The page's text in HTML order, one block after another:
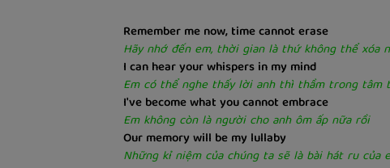
Remember me now, time cannot erase
Hãy nhớ đến em, thời gian là thứ không thể xóa
I can hear your whispers in my mind
Em có thể nghe thấy lời anh thì thầm trong tâm
I've become what you cannot embrace
Em không còn là người cho anh ôm ấp nữa rồi
Our memory will be my lullaby
Những kỉ niệm của chúng ta sẽ là bài hát ru của